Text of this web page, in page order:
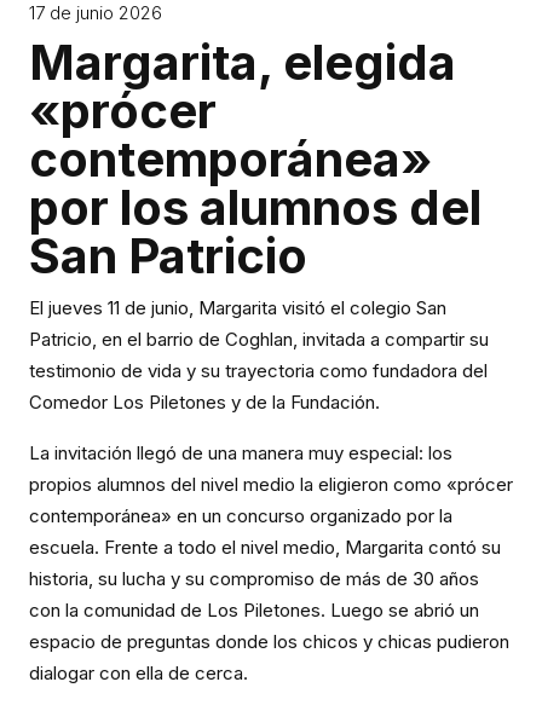
17 de junio 2026
Margarita, elegida
«prócer
contemporánea»
por los alumnos del
San Patricio
El jueves 11 de junio, Margarita visitó el colegio San
Patricio, en el barrio de Coghlan, invitada a compartir su
testimonio de vida y su trayectoria como fundadora del
Comedor Los Piletones y de la Fundación.
La invitación llegó de una manera muy especial: los
propios alumnos del nivel medio la eligieron como «prócer
contemporánea» en un concurso organizado por la
escuela. Frente a todo el nivel medio, Margarita contó su
historia, su lucha y su compromiso de más de 30 años
con la comunidad de Los Piletones. Luego se abrió un
espacio de preguntas donde los chicos y chicas pudieron
dialogar con ella de cerca.